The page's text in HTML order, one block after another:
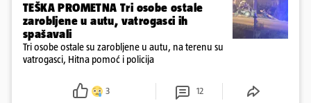
TEŠKA PROMETNA Tri osobe ostale
zarobljene u autu, vatrogasci ih
spašavali
Tri osobe ostale su zarobljene u autu, na terenu su
vatrogasci, Hitna pomoć i policija
3 12